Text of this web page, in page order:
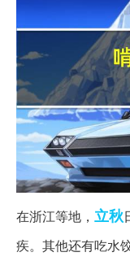
在浙江等地， 立秋
疾。其他还有吃水